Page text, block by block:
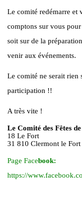
Le comité redémarre et
comptons sur vous
soit sur de la
venir aux événements.
Le comité ne serait rien
participation !!
A très vite !
Le Comité des Fêtes
18 Le Fort
31 810 Clermont le Fort
Page Facebook:
https://